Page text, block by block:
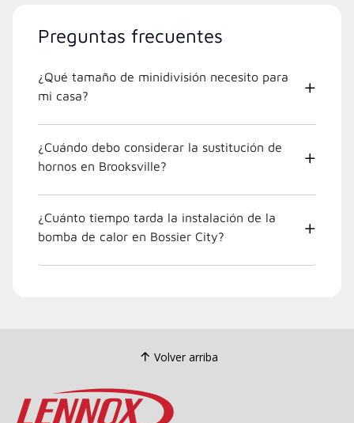
Preguntas frecuentes
¿Qué tamaño de minidivisión necesito para
mi casa?
¿Cuándo debo considerar la sustitución de
hornos en Brooksville?
¿Cuánto tiempo tarda la instalación de la
bomba de calor en Bossier City?
Volver arriba